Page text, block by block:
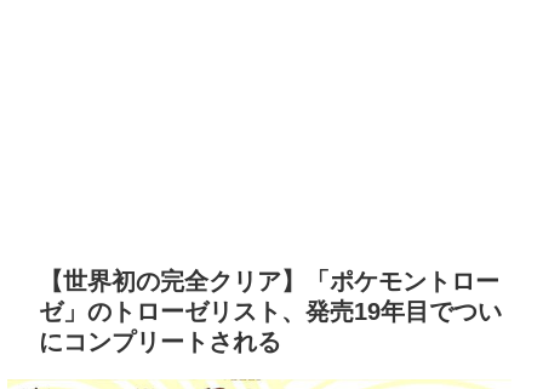
【世界初の完全クリア】「ポケモントロー
ゼ」のトローゼリスト、発売19年目でつい
にコンプリートされる